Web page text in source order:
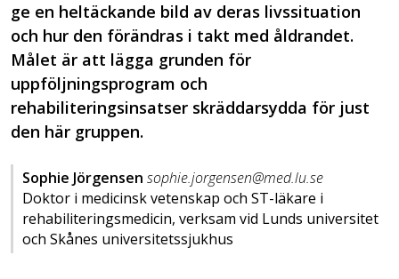
ge en heltäckande bild av deras livssituation
och hur den förändras i takt med åldrandet.
Målet är att lägga grunden för
uppföljningsprogram och
rehabiliteringsinsatser skräddarsydda för just
den här gruppen.
Sophie Jörgensen sophie.jorgensen@med.lu.se
Doktor i medicinsk vetenskap och ST-läkare i
rehabiliteringsmedicin, verksam vid Lunds universitet
och Skånes universitetssjukhus